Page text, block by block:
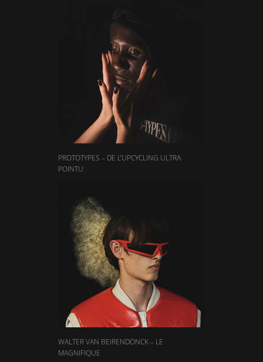
PROTOTYPES – DE L’UPCYCLING ULTRA
POINTU
WALTER VAN BEIRENDONCK – LE
MAGNIFIQUE